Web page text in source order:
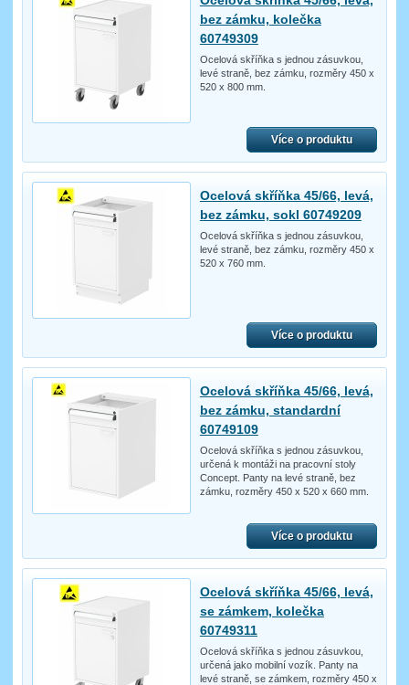
bez zámku, kolečka
60749309
Ocelová skříňka s jednou zásuvkou,
levé straně, bez zámku, rozměry 450 x
520 x 800 mm.
Více o produktu
Ocelová skříňka 45/66, levá,
bez zámku, sokl 60749209
Ocelová skříňka s jednou zásuvkou,
levé straně, bez zámku, rozměry 450 x
520 x 760 mm.
Více o produktu
Ocelová skříňka 45/66, levá,
bez zámku, standardní
60749109
Ocelová skříňka s jednou zásuvkou,
určená k montáži na pracovní stoly
Concept. Panty na levé straně, bez
zámku, rozměry 450 x 520 x 660 mm.
Více o produktu
Ocelová skříňka 45/66, levá,
se zámkem, kolečka
60749311
Ocelová skříňka s jednou zásuvkou,
určená jako mobilní vozík. Panty na
levé straně, se zámkem, rozměry 450 x